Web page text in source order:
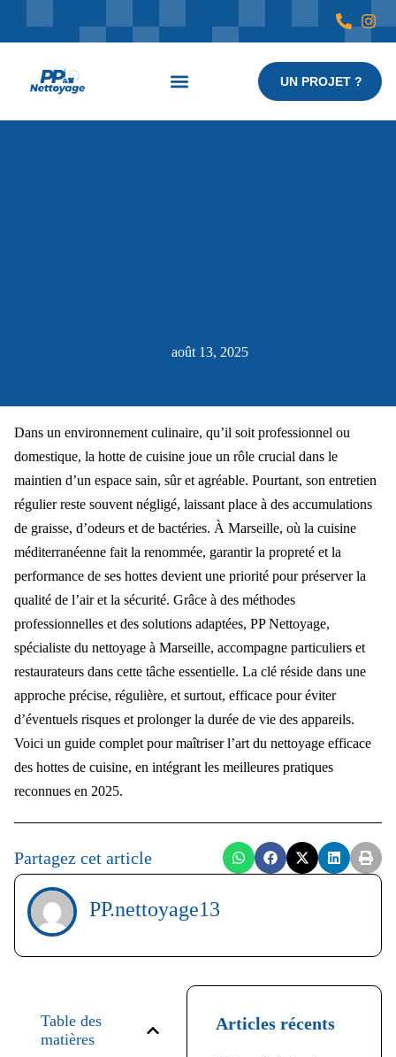
UN PROJET ?
août 13, 2025
Dans un environnement culinaire, qu’il soit professionnel ou
domestique, la hotte de cuisine joue un rôle crucial dans le
maintien d’un espace sain, sûr et agréable. Pourtant, son entretien
régulier reste souvent négligé, laissant place à des accumulations
de graisse, d’odeurs et de bactéries. À Marseille, où la cuisine
méditerranéenne fait la renommée, garantir la propreté et la
performance de ses hottes devient une priorité pour préserver la
qualité de l’air et la sécurité. Grâce à des méthodes
professionnelles et des solutions adaptées, PP Nettoyage,
spécialiste du nettoyage à Marseille, accompagne particuliers et
restaurateurs dans cette tâche essentielle. La clé réside dans une
approche précise, régulière, et surtout, efficace pour éviter
d’éventuels risques et prolonger la durée de vie des appareils.
Voici un guide complet pour maîtriser l’art du nettoyage efficace
des hottes de cuisine, en intégrant les meilleures pratiques
reconnues en 2025.
Partagez cet article
PP.nettoyage13
Table des
matières
Articles récents